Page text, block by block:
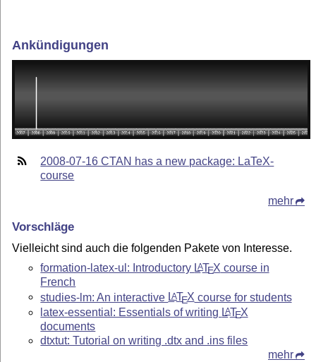
Ankündigungen
2008-07-16 CTAN has a new package: LaTeX-
course
mehr
Vorschläge
Vielleicht sind auch die folgenden Pakete von Interesse.
formation-latex-ul: Introductory LATEX course in
French
studies-lm: An interactive LATEX course for students
latex-essential: Essentials of writing LATEX
documents
dtxtut: Tutorial on writing .dtx and .ins files
mehr